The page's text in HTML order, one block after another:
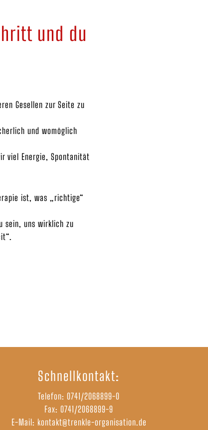
und du
Gesellen zur Seite zu
und womöglich
viel Energie, Spontanität
ist, was „richtige“
sein, uns wirklich zu
Schnellkontakt:
Telefon:0741/2068899-0
Fax: 0741/2068899-9
E-Mail: kontakt@trenkle-organisation.de